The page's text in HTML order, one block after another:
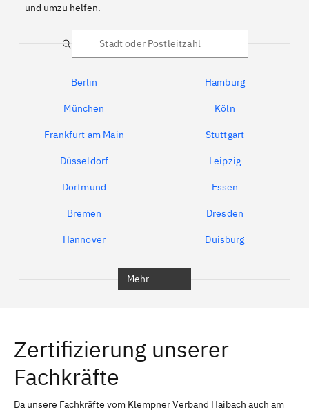
und umzu helfen.
Suche
Berlin Hamburg
München Köln
Frankfurt am Main Stuttgart
Düsseldorf Leipzig
Dortmund Essen
Bremen Dresden
Hannover Duisburg
Erlangen Bamberg
Bayreuth
Mehr
Zertifizierung unserer
Fachkräfte
Da unsere Fachkräfte vom Klempner Verband Haibach auch am